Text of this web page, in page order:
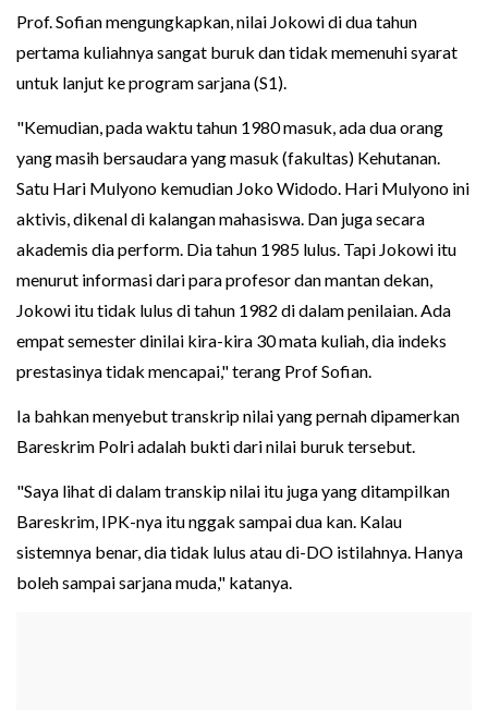
Prof. Sofian mengungkapkan, nilai Jokowi di dua tahun
pertama kuliahnya sangat buruk dan tidak memenuhi syarat
untuk lanjut ke program sarjana (S1).
"Kemudian, pada waktu tahun 1980 masuk, ada dua orang
yang masih bersaudara yang masuk (fakultas) Kehutanan.
Satu Hari Mulyono kemudian Joko Widodo. Hari Mulyono ini
aktivis, dikenal di kalangan mahasiswa. Dan juga secara
akademis dia perform. Dia tahun 1985 lulus. Tapi Jokowi itu
menurut informasi dari para profesor dan mantan dekan,
Jokowi itu tidak lulus di tahun 1982 di dalam penilaian. Ada
empat semester dinilai kira-kira 30 mata kuliah, dia indeks
prestasinya tidak mencapai," terang Prof Sofian.
Ia bahkan menyebut transkrip nilai yang pernah dipamerkan
Bareskrim Polri adalah bukti dari nilai buruk tersebut.
"Saya lihat di dalam transkip nilai itu juga yang ditampilkan
Bareskrim, IPK-nya itu nggak sampai dua kan. Kalau
sistemnya benar, dia tidak lulus atau di-DO istilahnya. Hanya
boleh sampai sarjana muda," katanya.